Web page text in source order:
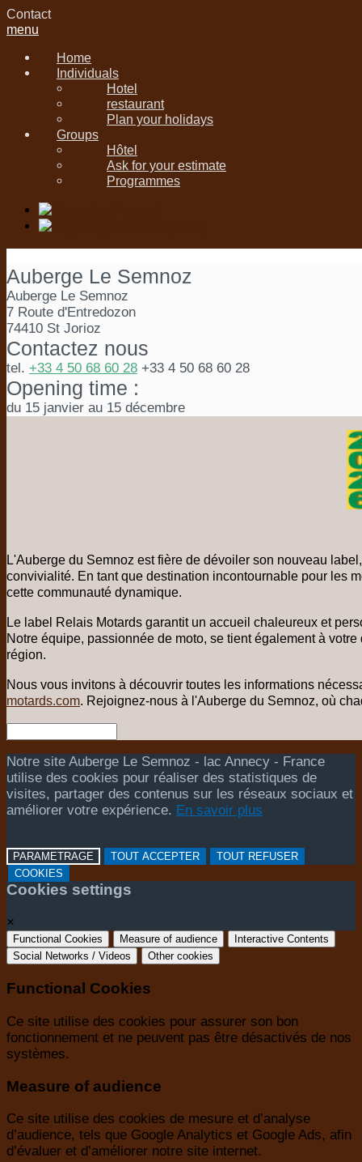
Contact
menu
Home
Individuals
Hotel
restaurant
Plan your holidays
Groups
Hôtel
Ask for your estimate
Programmes
Auberge Le Semnoz
Auberge Le Semnoz
7 Route d'Entredozon
74410 St Jorioz
Contactez nous
tel. +33 4 50 68 60 28 +33 4 50 68 60 28
Opening time :
du 15 janvier au 15 décembre
L'Auberge du Semnoz est fière de dévoiler son nouveau
convivialité. En tant que destination incontournable pour les
cette communauté dynamique.
Le label Relais Motards garantit un accueil chaleureux et
Notre équipe, passionnée de moto, se tient également à
région.
Nous vous invitons à découvrir toutes les informations
motards.com. Rejoignez-nous à l'Auberge du Semnoz, où
Notre site Auberge Le Semnoz - lac Annecy - France
utilise des cookies pour réaliser des statistiques de
visites, partager des contenus sur les réseaux sociaux et
améliorer votre expérience. En savoir plus
PARAMETRAGE TOUT ACCEPTER
TOUT REFUSER
COOKIES
Cookies settings
×
Functional Cookies Measure of audience
Interactive Contents
Social Networks / Videos
Other cookies
Functional Cookies
Ce site utilise des cookies pour assurer son bon
fonctionnement et ne peuvent pas être désactivés de nos
systèmes.
Measure of audience
Ce site utilise des cookies de mesure et d’analyse
d’audience, tels que Google Analytics et Google Ads, afin
d’évaluer et d’améliorer notre site internet.